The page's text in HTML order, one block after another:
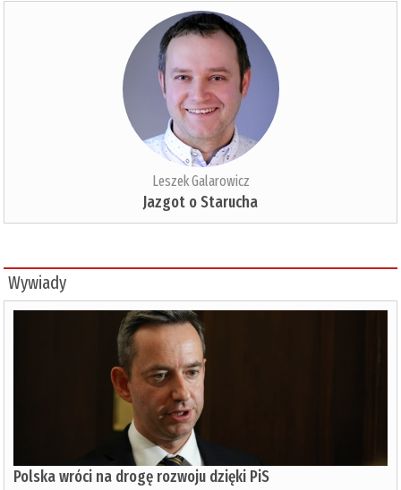
Leszek Galarowicz
Jazgot o Starucha
Wywiady
Polska wróci na drogę rozwoju dzięki PiS